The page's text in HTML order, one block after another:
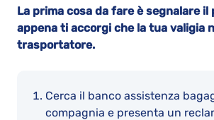
La prima cosa da fare è segnalare il
appena ti accorgi che la tua valigia
trasportatore.
Cerca il banco assistenza
compagnia e presenta un